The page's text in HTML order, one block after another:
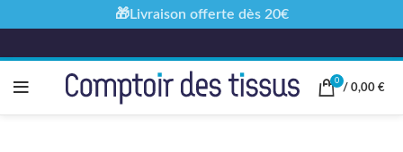
0
/ 0,00 €
🎁Livraison offerte dès 20€